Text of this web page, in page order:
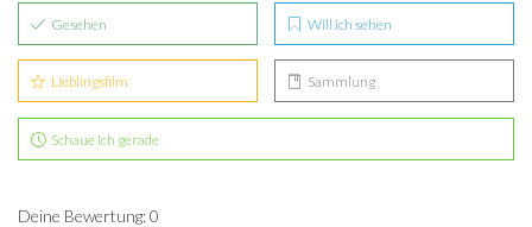
Gesehen Will ich sehen
Lieblingsfilm Sammlung
Schaue ich gerade
Deine Bewertung: 0